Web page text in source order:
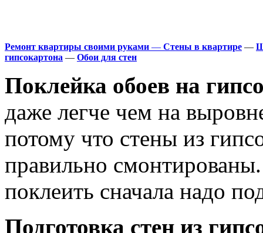
Ремонт квартиры своими руками — Стены в квартире —
гипсокартона — Обои для стен
Поклейка обоев на
даже легче чем на
потому что стены из
правильно
поклеить сначала надо
Подготовка стен из